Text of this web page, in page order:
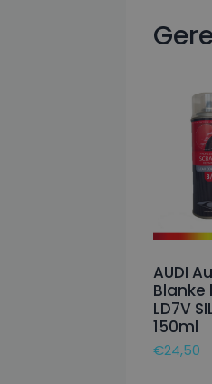
AUDI
Blanke
LD7V
150ml
€24,50